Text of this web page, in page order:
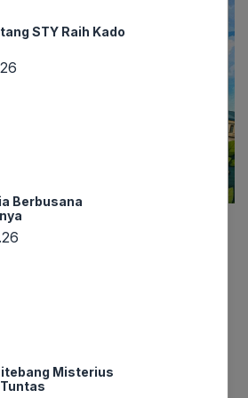
– Memasuki bulan suci
tidak hanya berfokus
spiritual, namun juga
yang menjanjikan. Salah
paling dinanti adalah musim
sebuah periode di mana hasil
mulai terasa nyata
STY Raih Kado
Berbusana
Misterius